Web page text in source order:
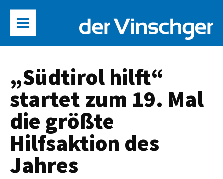
„Südtirol hilft“
startet zum 19. Mal
die größte
Hilfsaktion des
Jahres